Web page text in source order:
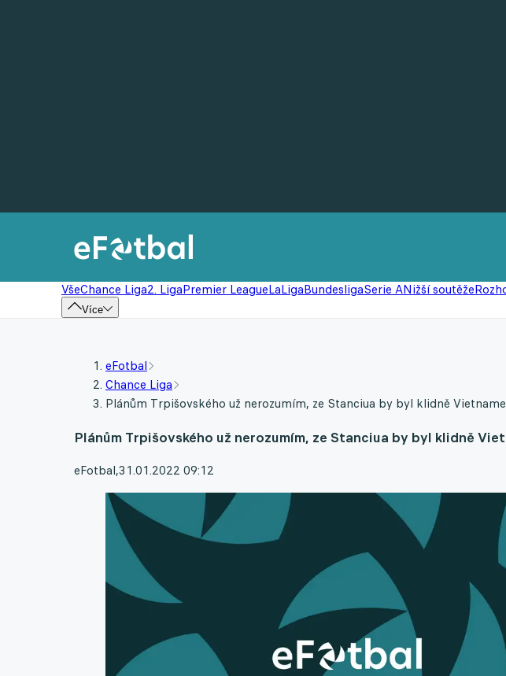
VšeChance Liga2. LigaPremier LeagueLaLigaBundesligaSerie ANižší soutěže
Více
eFotbal
Chance Liga
Plánům Trpišovského už nerozumím, ze Stanciua by byl klidně
Plánům Trpišovského už nerozumím, ze Stanciua by byl klidně
eFotbal,31.01.2022 09:12